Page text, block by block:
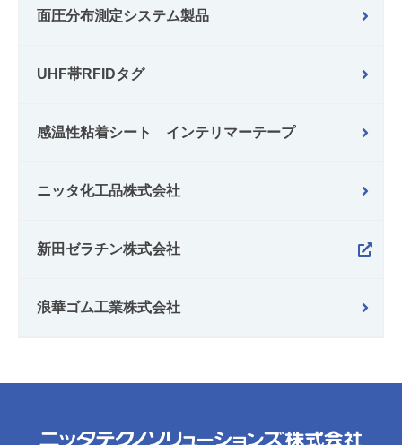
面圧分布測定システム製品
UHF帯RFIDタグ
感温性粘着シート インテリマーテープ
ニッタ化工品株式会社
新田ゼラチン株式会社
浪華ゴム工業株式会社